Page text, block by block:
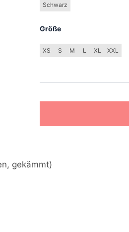
Schwarz
Größe
XS S M L XL XXL
gekämmt)